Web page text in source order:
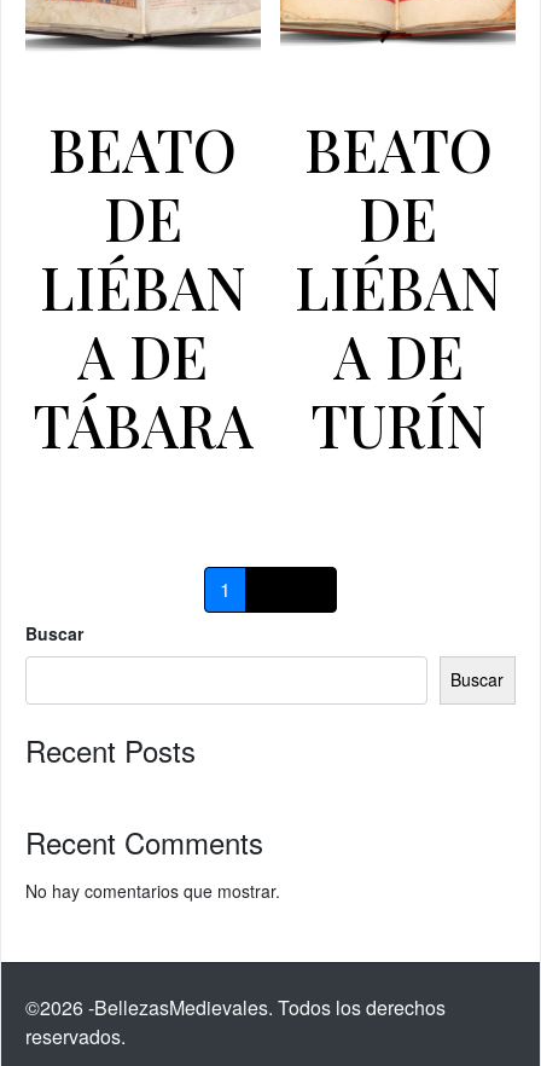
BEATO
DE
LIÉBAN
A DE
TÁBARA
BEATO
DE
LIÉBAN
A DE
TURÍN
1
Buscar
Buscar
Recent Posts
Recent Comments
No hay comentarios que mostrar.
©2026 -BellezasMedievales. Todos los derechos
reservados.